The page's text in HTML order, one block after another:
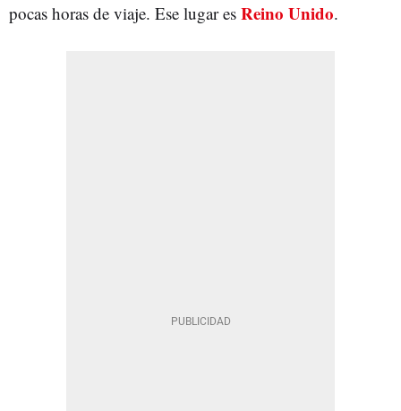
pocas horas de viaje. Ese lugar es Reino Unido.